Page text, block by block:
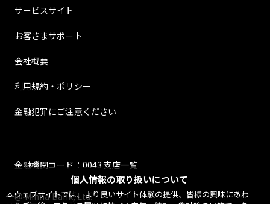
個人情報の取り扱いについて
本ウェブサイトでは、より良いサイト体験の提供、皆様の興味にあわ
サービスサイト
お客さまサポート
会社概要
利用規約・ポリシー
金融犯罪にご注意ください
金融機関コード：0043 支店一覧
@ Minna Bank, Ltd.